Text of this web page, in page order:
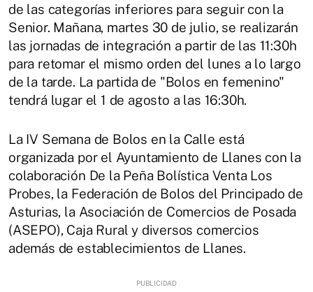
de las categorías inferiores para seguir con la
Senior. Mañana, martes 30 de julio, se realizarán
las jornadas de integración a partir de las 11:30h
para retomar el mismo orden del lunes a lo largo
de la tarde. La partida de "Bolos en femenino"
tendrá lugar el 1 de agosto a las 16:30h.
La IV Semana de Bolos en la Calle está
organizada por el Ayuntamiento de Llanes con la
colaboración De la Peña Bolística Venta Los
Probes, la Federación de Bolos del Principado de
Asturias, la Asociación de Comercios de Posada
(ASEPO), Caja Rural y diversos comercios
además de establecimientos de Llanes.